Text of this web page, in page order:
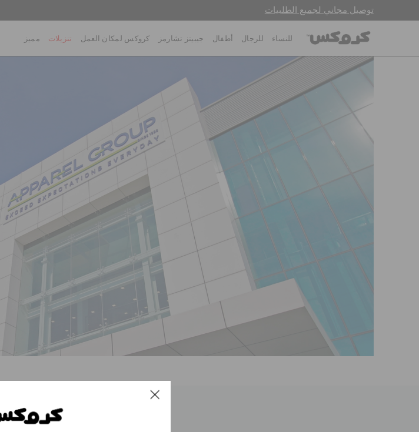
توصيل مجاني لجميع الطلبيات
للنساء للرجال أطفال جيبيتز تشارمز كروكس لمكان العمل تنزيلات مميز
نبذة عنا